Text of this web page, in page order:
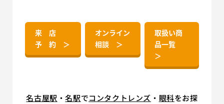
来 店
予 約 ＞
オンライン
相談 ＞
取扱い商
品一覧
＞
名古屋駅 ・名駅でコンタクトレンズ ・ 眼科をお探